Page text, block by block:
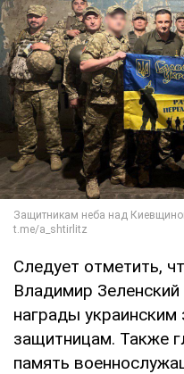
Следует отметить,
Владимир Зеленский
награды
защитницам. Также
память